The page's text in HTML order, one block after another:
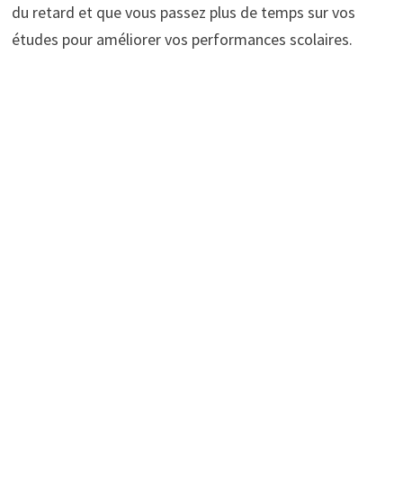
du retard et que vous passez plus de temps sur vos
études pour améliorer vos performances scolaires.